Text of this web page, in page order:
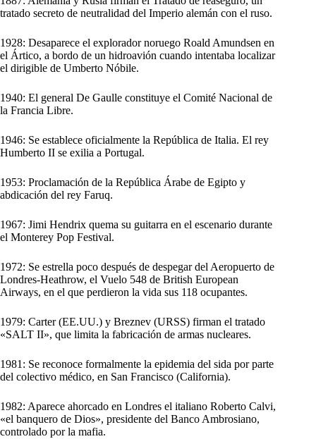
tratado secreto de neutralidad del Imperio alemán con el ruso.
1928: Desaparece el explorador noruego Roald Amundsen en
el Ártico, a bordo de un hidroavión cuando intentaba localizar
el dirigible de Umberto Nóbile.
1940: El general De Gaulle constituye el Comité Nacional de
la Francia Libre.
1946: Se establece oficialmente la República de Italia. El rey
Humberto II se exilia a Portugal.
1953: Proclamación de la República Árabe de Egipto y
abdicación del rey Faruq.
1967: Jimi Hendrix quema su guitarra en el escenario durante
el Monterey Pop Festival.
1972: Se estrella poco después de despegar del Aeropuerto de
Londres-Heathrow, el Vuelo 548 de British European
Airways, en el que perdieron la vida sus 118 ocupantes.
1979: Carter (EE.UU.) y Breznev (URSS) firman el tratado
«SALT II», que limita la fabricación de armas nucleares.
1981: Se reconoce formalmente la epidemia del sida por parte
del colectivo médico, en San Francisco (California).
1982: Aparece ahorcado en Londres el italiano Roberto Calvi,
«el banquero de Dios», presidente del Banco Ambrosiano,
controlado por la mafia.